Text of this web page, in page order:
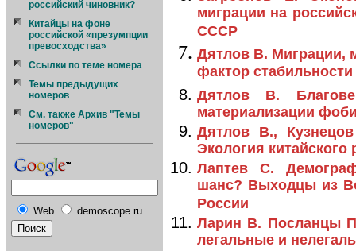
российский чиновник?
Китайцы на фоне
российской «презумпции
превосходства»
Ссылки по теме номера
Темы предыдущих
номеров
См. также Архив "Темы
номеров"
Web demoscope.ru
миграции на
СССР
Дятлов В. Миграции,
фактор
Дятлов В.
материализации
Дятлов В.,
Экология китайского
Лаптев С.
шанс? Выходцы из
России
Ларин В. Посланцы
легальные и